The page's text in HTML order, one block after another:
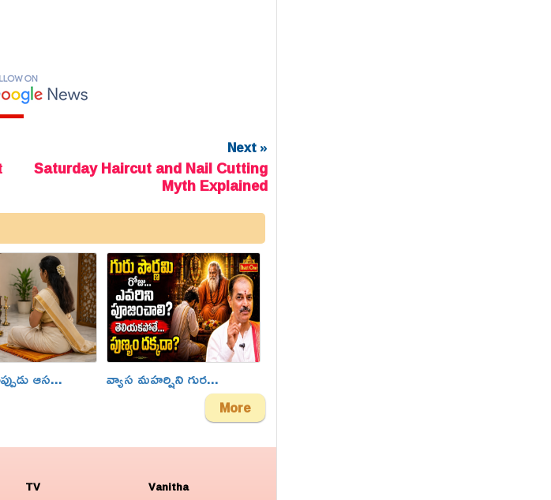
Next »
Saturday Haircut and Nail Cutting
Myth Explained
ఆస... వ్యాస మహర్షిని గుర...
More
TV Vanitha